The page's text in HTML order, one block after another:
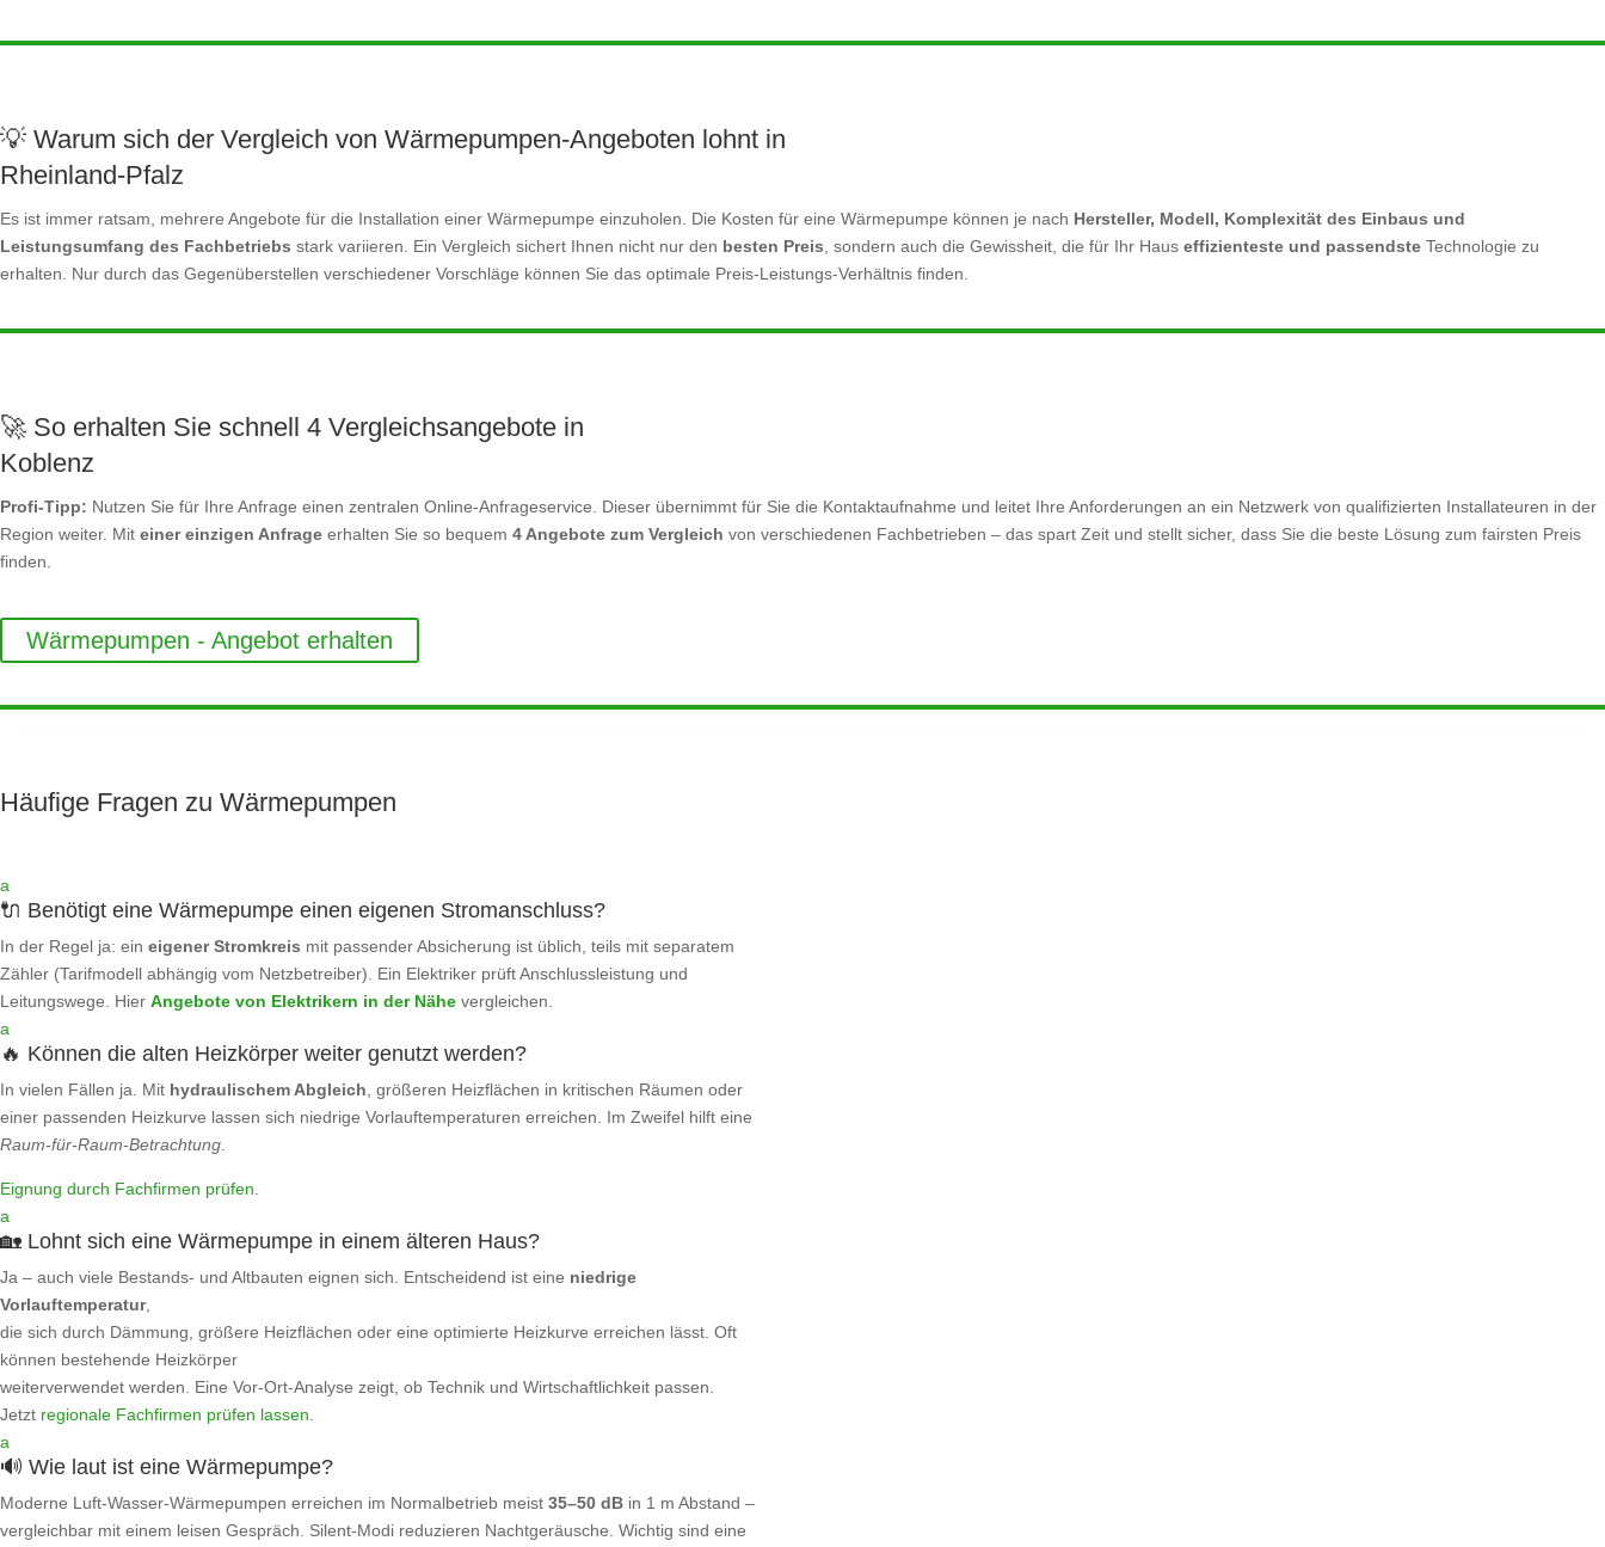
💡 Warum sich der Vergleich von Wärmepumpen-Angeboten lohnt in
Rheinland-Pfalz
Es ist immer ratsam, mehrere Angebote für die Installation einer Wärmepumpe einzuholen. Die Kosten für eine Wärmepumpe können je nach Hersteller, Modell, Komplexität des Einbaus und
Leistungsumfang des Fachbetriebs stark variieren. Ein Vergleich sichert Ihnen nicht nur den besten Preis, sondern auch die Gewissheit, die für Ihr Haus effizienteste und passendste Technologie zu
erhalten. Nur durch das Gegenüberstellen verschiedener Vorschläge können Sie das optimale Preis-Leistungs-Verhältnis finden.
🚀 So erhalten Sie schnell 4 Vergleichsangebote in
Koblenz
Profi-Tipp: Nutzen Sie für Ihre Anfrage einen zentralen Online-Anfrageservice. Dieser übernimmt für Sie die Kontaktaufnahme und leitet Ihre Anforderungen an ein Netzwerk von qualifizierten Installateuren in der
Region weiter. Mit einer einzigen Anfrage erhalten Sie so bequem 4 Angebote zum Vergleich von verschiedenen Fachbetrieben – das spart Zeit und stellt sicher, dass Sie die beste Lösung zum fairsten Preis
finden.
Wärmepumpen - Angebot erhalten
Häufige Fragen zu Wärmepumpen
a
🔌 Benötigt eine Wärmepumpe einen eigenen Stromanschluss?
In der Regel ja: ein eigener Stromkreis mit passender Absicherung ist üblich, teils mit separatem
Zähler (Tarifmodell abhängig vom Netzbetreiber). Ein Elektriker prüft Anschlussleistung und
Leitungswege. Hier Angebote von Elektrikern in der Nähe vergleichen.
a
🔥 Können die alten Heizkörper weiter genutzt werden?
In vielen Fällen ja. Mit hydraulischem Abgleich , größeren Heizflächen in kritischen Räumen oder
einer passenden Heizkurve lassen sich niedrige Vorlauftemperaturen erreichen. Im Zweifel hilft eine
Raum‑für‑Raum‑Betrachtung
Eignung durch Fachfirmen prüfen
a
🏡 Lohnt sich eine Wärmepumpe in einem älteren Haus?
Ja – auch viele Bestands- und Altbauten eignen sich. Entscheidend ist eine niedrige
Vorlauftemperatur,
die sich durch Dämmung, größere Heizflächen oder eine optimierte Heizkurve erreichen lässt. Oft
können bestehende Heizkörper
weiterverwendet werden. Eine Vor-Ort‑Analyse zeigt, ob Technik und Wirtschaftlichkeit passen.
Jetzt regionale Fachfirmen prüfen lassen
a
🔊 Wie laut ist eine Wärmepumpe?
Moderne Luft‑Wasser‑Wärmepumpen erreichen im Normalbetrieb meist 35–50 dB in 1 m Abstand –
vergleichbar mit einem leisen Gespräch. Silent‑Modi reduzieren Nachtgeräusche. Wichtig sind eine